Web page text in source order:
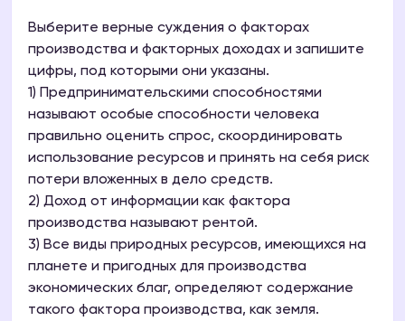
Выберите верные суждения о факторах
производства и факторных доходах и запишите
цифры, под которыми они указаны.
1) Предпринимательскими способностями
называют особые способности человека
правильно оценить спрос, скоординировать
использование ресурсов и принять на себя риск
потери вложенных в дело средств.
2) Доход от информации как фактора
производства называют рентой.
3) Все виды природных ресурсов, имеющихся на
планете и пригодных для производства
экономических благ, определяют содержание
такого фактора производства, как земля.